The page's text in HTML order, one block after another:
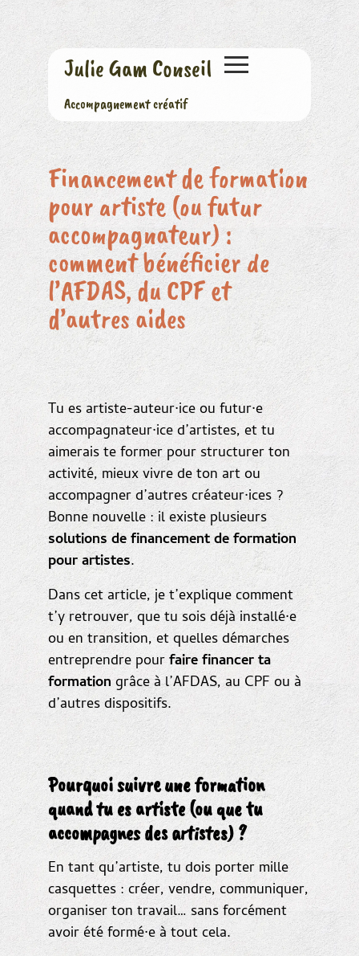
Julie Gam Conseil
Accompagnement créatif
Financement de formation
pour artiste (ou futur
accompagnateur) :
comment bénéficier de
l’AFDAS, du CPF et
d’autres aides
Tu es artiste-auteur·ice ou futur·e
accompagnateur·ice d’artistes, et tu
aimerais te former pour structurer ton
activité, mieux vivre de ton art ou
accompagner d’autres créateur·ices ?
Bonne nouvelle : il existe plusieurs
solutions de financement de formation
pour artistes.
Dans cet article, je t’explique comment
t’y retrouver, que tu sois déjà installé·e
ou en transition, et quelles démarches
entreprendre pourfaire financer ta
formation grâce à l’AFDAS, au CPF ou à
d’autres dispositifs.
Pourquoi suivre une formation
quand tu es artiste (ou que tu
accompagnes des artistes) ?
En tant qu’artiste, tu dois porter mille
casquettes : créer, vendre, communiquer,
organiser ton travail… sans forcément
avoir été formé·e à tout cela.